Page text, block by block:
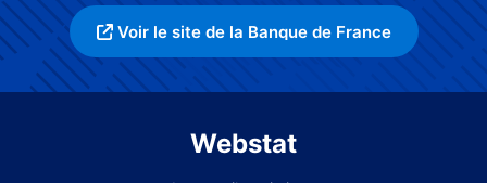
Voir le site de la Banque de France
Webstat